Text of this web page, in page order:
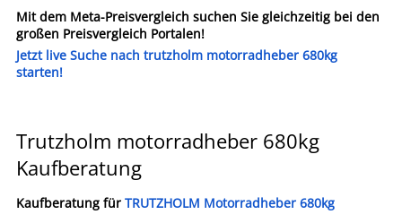
Mit dem Meta-Preisvergleich suchen Sie gleichzeitig bei den
großen Preisvergleich Portalen!
Jetzt live Suche nach trutzholm motorradheber 680kg
starten!
Trutzholm motorradheber 680kg
Kaufberatung
Kaufberatung für TRUTZHOLM Motorradheber 680kg